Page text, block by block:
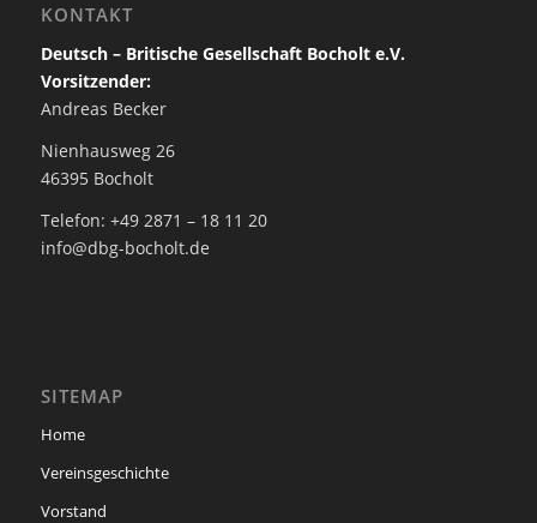
KONTAKT
Deutsch – Britische Gesellschaft Bocholt e.V.
Vorsitzender:
Andreas Becker
Nienhausweg 26
46395 Bocholt
Telefon: +49 2871 – 18 11 20
info@dbg-bocholt.de
SITEMAP
Home
Vereinsgeschichte
Vorstand